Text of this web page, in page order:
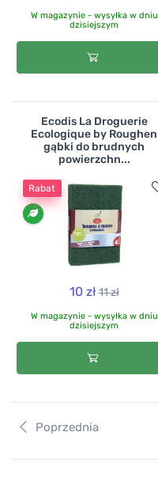
W magazynie - wysyłka w dniu
dzisiejszym
Ecodis La Droguerie
Ecologique by Roughen
gąbki do brudnych
powierzchn...
Rabat
10 zł 11 zł
W magazynie - wysyłka w dniu
dzisiejszym
Poprzednia